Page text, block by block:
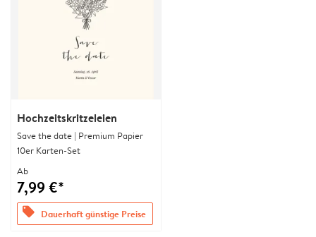
Hochzeitskritzeleien
Save the date | Premium Papier
10er Karten-Set
Ab
7,99 €*
offers Dauerhaft günstige Preise